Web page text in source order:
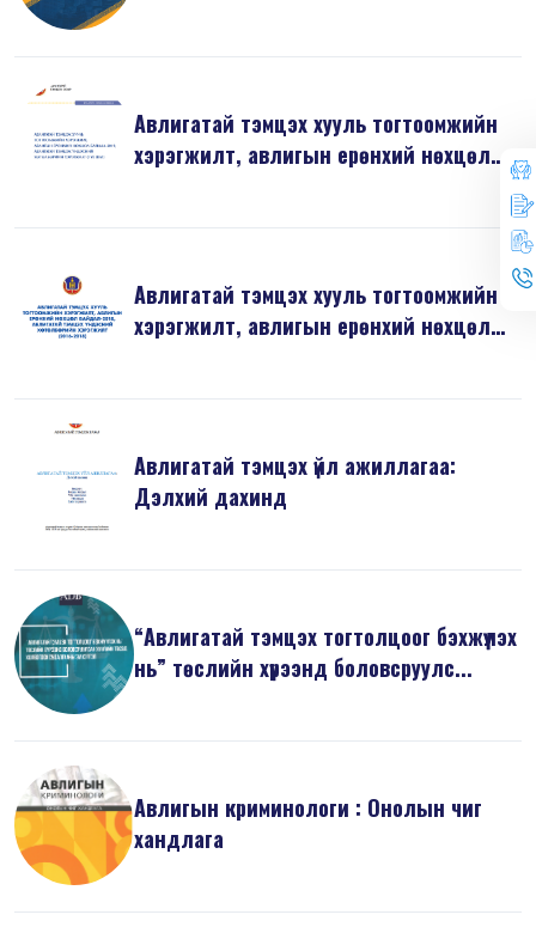
Авлигатай тэмцэх хууль тогтоомжийн
хэрэгжилт, авлигын ерөнхий нөхцөл
Авлигатай тэмцэх хууль тогтоомжийн
хэрэгжилт, авлигын ерөнхий нөхцөл
Авлигатай тэмцэх үйл ажиллагаа:
Дэлхий дахинд
“Авлигатай тэмцэх тогтолцоог бэхжүүлэх
нь” төслийн хүрээнд боловсруулс...
Авлигын криминологи : Онолын чиг
хандлага